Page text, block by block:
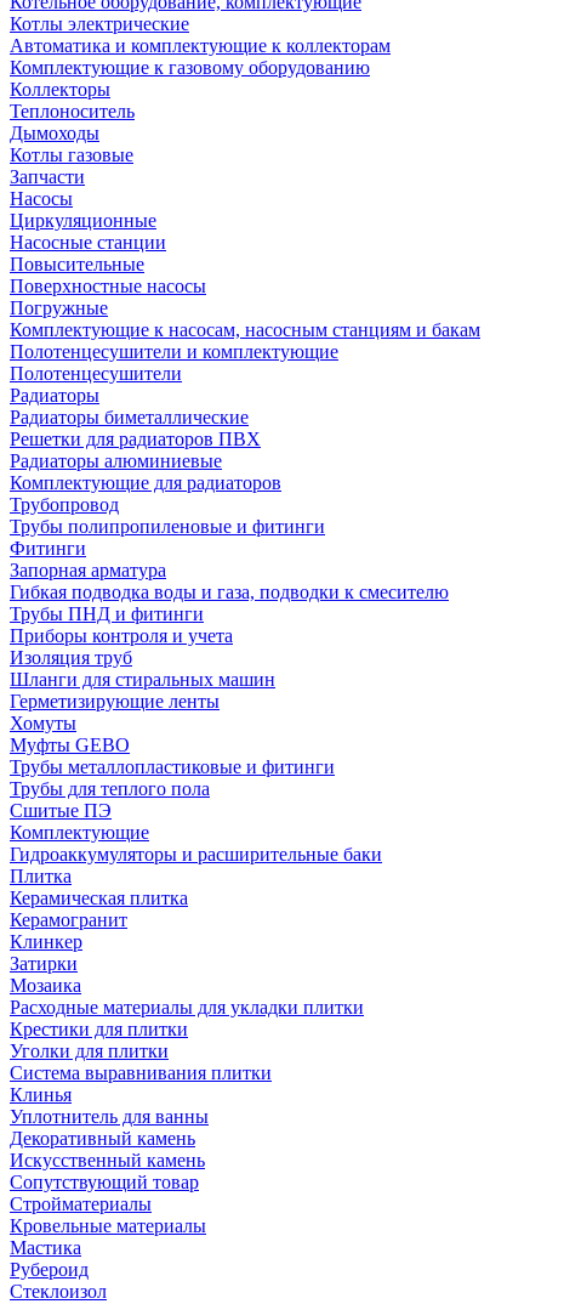
Котлы электрические
Автоматика и комплектующие к коллекторам
Комплектующие к газовому оборудованию
Коллекторы
Теплоноситель
Дымоходы
Котлы газовые
Запчасти
Насосы
Циркуляционные
Насосные станции
Повысительные
Поверхностные насосы
Погружные
Комплектующие к насосам, насосным станциям и бакам
Полотенцесушители и комплектующие
Полотенцесушители
Радиаторы
Радиаторы биметаллические
Решетки для радиаторов ПВХ
Радиаторы алюминиевые
Комплектующие для радиаторов
Трубопровод
Трубы полипропиленовые и фитинги
Фитинги
Запорная арматура
Гибкая подводка воды и газа, подводки к смесителю
Трубы ПНД и фитинги
Приборы контроля и учета
Изоляция труб
Шланги для стиральных машин
Герметизирующие ленты
Хомуты
Муфты GEBO
Трубы металлопластиковые и фитинги
Трубы для теплого пола
Сшитые ПЭ
Комплектующие
Гидроаккумуляторы и расширительные баки
Плитка
Керамическая плитка
Керамогранит
Клинкер
Затирки
Мозаика
Расходные материалы для укладки плитки
Крестики для плитки
Уголки для плитки
Система выравнивания плитки
Клинья
Уплотнитель для ванны
Декоративный камень
Искусственный камень
Сопутствующий товар
Стройматериалы
Кровельные материалы
Мастика
Рубероид
Стеклоизол